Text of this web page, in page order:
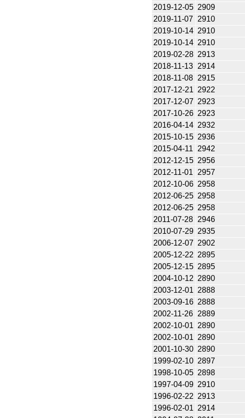
2019-12-05 2909
2019-11-07
2910
2019-10-14 2910
2019-10-14 2910
2019-02-28 2913
2018-11-13 2914
2018-11-08 2915
2017-12-21 2922
2017-12-07 2923
2017-10-26 2923
2016-04-14 2932
2015-10-15 2936
2015-04-11
2942
2012-12-15 2956
2012-11-01
2957
2012-10-06 2958
2012-06-25 2958
2012-06-25 2958
2011-07-28 2946
2010-07-29 2935
2006-12-07 2902
2005-12-22 2895
2005-12-15 2895
2004-10-12 2890
2003-12-01 2888
2003-09-16 2888
2002-11-26 2889
2002-10-01 2890
2002-10-01 2890
2001-10-30 2890
1999-02-10 2897
1998-10-05 2898
1997-04-09 2910
1996-02-22 2913
1996-02-01 2914